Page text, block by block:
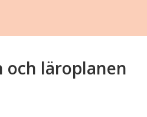
läroplanen